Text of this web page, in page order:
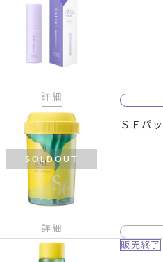
詳細
SOLDOUT
詳細
ＳＦパ
販売終了